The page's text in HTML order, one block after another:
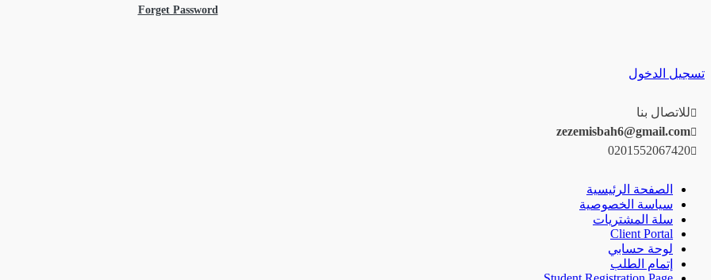
Forget Password
تسجيل الدخول
للاتصال بنا
zezemisbah6@gmail.com
0201552067420
الصفحة الرئيسية
سياسة الخصوصية
سلة المشتريات
Client Portal
لوحة حسابي
إتمام الطلب